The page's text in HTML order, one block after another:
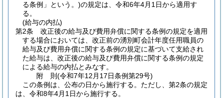
る条例」という。)の規定は、令和6年4月1日から適用す
る。
(給与の内払)
第2条
改正後の給与及び費用弁償に関する条例の規定を適用
する場合においては、改正前の湧別町会計年度任用職員の
給与及び費用弁償に関する条例の規定に基づいて支給され
た給与は、改正後の給与及び費用弁償に関する条例の規定
による給与の内払とみなす。
附 則(令和7年12月17日条例第29号)
この条例は、公布の日から施行する。 ただし、第2条の規定
は、令和8年4月1日から施行する。